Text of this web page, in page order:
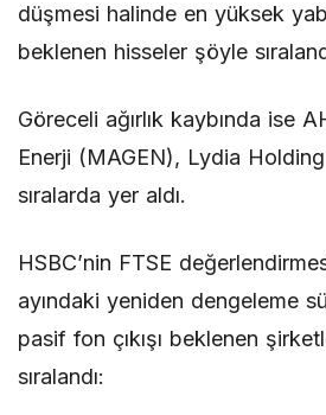
düşmesi halinde en yüksek
beklenen hisseler şöyle
Göreceli ağırlık kaybında ise
Enerji (MAGEN), Lydia
sıralarda yer aldı.
HSBC’nin FTSE
ayındaki yeniden dengeleme
pasif fon çıkışı beklenen
sıralandı: